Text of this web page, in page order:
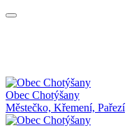
Obec Chotýšany
Městečko, Křemení, Pařezí